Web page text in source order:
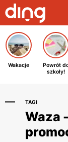
Wakacje
Powrót
szkoły!
TAGI
Waza